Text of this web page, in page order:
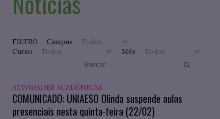
FILTRO
Campus
Curso
Mês
ATIVIDADES ACADÊMICAS
COMUNICADO: UNIAESO Olinda suspende aulas
presenciais nesta quinta-feira (22/02)